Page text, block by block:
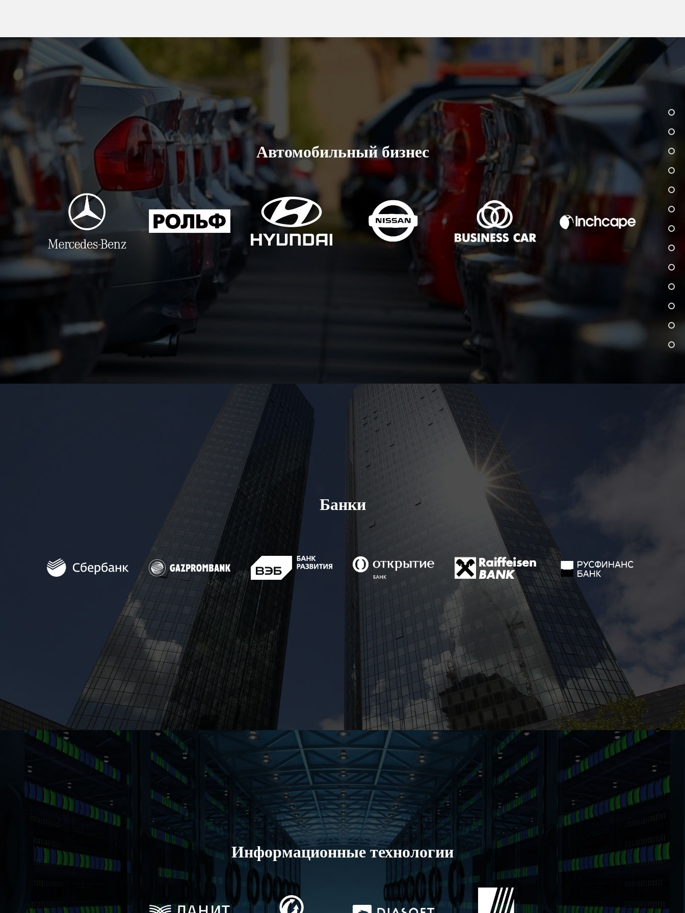
Автомобильный бизнес
Банки
Информационные технологии